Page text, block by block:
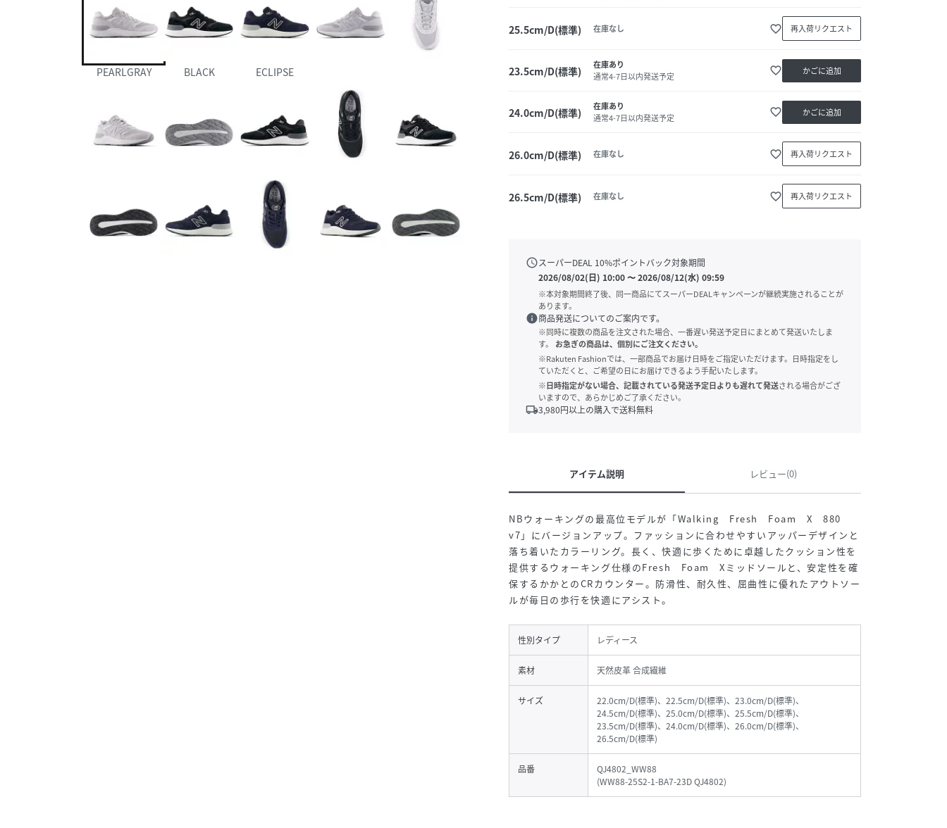
PEARLGRAY BLACK ECLIPSE
25.5cm/D(標準) 在庫なし favorite_border 再入荷リクエスト
23.5cm/D(標準)
在庫あり
通常4-7日以内発送予定
favorite_border かごに追加
24.0cm/D(標準)
在庫あり
通常4-7日以内発送予定
favorite_border かごに追加
26.0cm/D(標準) 在庫なし favorite_border 再入荷リクエスト
26.5cm/D(標準) 在庫なし favorite_border 再入荷リクエスト
scheduleスーパーDEAL 10%ポイントバック対象期間
2026/08/02(日) 10:00〜2026/08/12(水) 09:59
※本対象期間終了後、同一商品にてスーパーDEALキャンペーンが継続実施されることが
あります。
info商品発送についてのご案内です。
※同時に複数の商品を注文された場合、一番遅い発送予定日にまとめて発送いたしま
す。
お急ぎの商品は、個別にご注文ください。
※Rakuten Fashionでは、一部商品でお届け日時をご指定いただけます。日時指定をし
ていただくと、ご希望の日にお届けできるよう手配いたします。
※日時指定がない場合、記載されている発送予定日よりも遅れて発送される場合がござ
いますので、あらかじめご了承ください。
local_shipping3,980円以上の購入で送料無料
アイテム説明 レビュー(0)
NBウォーキングの最高位モデルが「Walking Fresh Foam X 880
v7」にバージョンアップ。ファッションに合わせやすいアッパーデザインと
落ち着いたカラーリング。長く、快適に歩くために卓越したクッション性を
提供するウォーキング仕様のFresh Foam Xミッドソールと、安定性を確
保するかかとのCRカウンター。防滑性、耐久性、屈曲性に優れたアウトソー
ルが毎日の歩行を快適にアシスト。
性別タイプ レディース
素材 天然皮革 合成繊維
サイズ
22.0cm/D(標準)、22.5cm/D(標準)、23.0cm/D(標準)、
24.5cm/D(標準)、25.0cm/D(標準)、25.5cm/D(標準)、
23.5cm/D(標準)、24.0cm/D(標準)、26.0cm/D(標準)、
26.5cm/D(標準)
品番
QJ4802_WW88
(WW88-25S2-1-BA7-23D QJ4802)